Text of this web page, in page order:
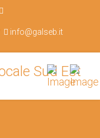
info@galseb.it